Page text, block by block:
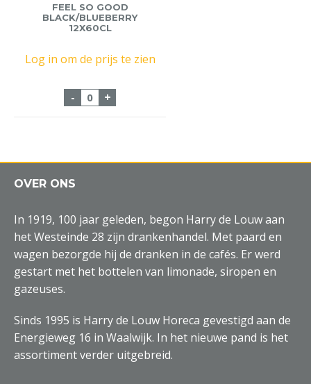
FEEL SO GOOD
BLACK/BLUEBERRY
12X60CL
Log in om de prijs te zien
- Feel So Good Black/Blueberry 12x60cl
+
OVER ONS
In 1919, 100 jaar geleden, begon Harry de Louw aan
het Westeinde 28 zijn drankenhandel. Met paard en
wagen bezorgde hij de dranken in de cafés. Er werd
gestart met het bottelen van limonade, siropen en
gazeuses.
Sinds 1995 is Harry de Louw Horeca gevestigd aan de
Energieweg 16 in Waalwijk. In het nieuwe pand is het
assortiment verder uitgebreid.